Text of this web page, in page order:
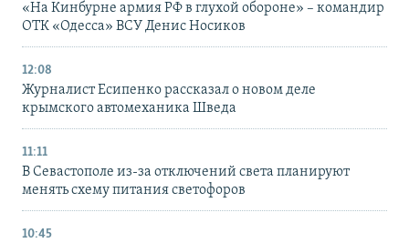
«На Кинбурне армия РФ в глухой обороне» – командир
ОТК «Одесса» ВСУ Денис Носиков
12:08
Журналист Есипенко рассказал о новом деле
крымского автомеханика Шведа
11:11
В Севастополе из-за отключений света планируют
менять схему питания светофоров
10:45